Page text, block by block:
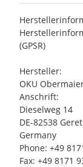
(GPSR)
Hersteller:
OKU
Anschrift:
Dieselweg 14
DE-82538
Germany
Phone: +49
Fax: +49 8171